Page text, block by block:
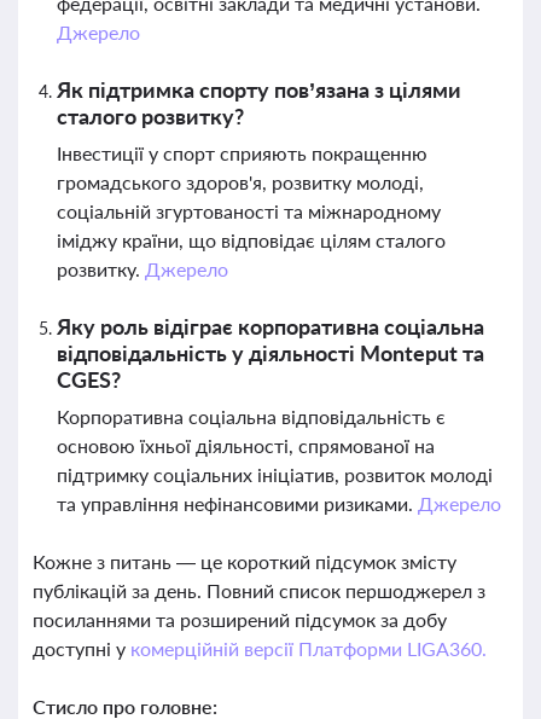
Джерело
Як підтримка спорту пов’язана з цілями
сталого розвитку?
Інвестиції у спорт сприяють покращенню
громадського здоров'я, розвитку молоді,
соціальній згуртованості та міжнародному
іміджу країни, що відповідає цілям сталого
розвитку. Джерело
Яку роль відіграє корпоративна соціальна
відповідальність у діяльності Monteput та
CGES?
Корпоративна соціальна відповідальність є
основою їхньої діяльності, спрямованої на
підтримку соціальних ініціатив, розвиток молоді
та управління нефінансовими ризиками. Джерело
Кожне з питань — це короткий підсумок змісту
публікацій за день. Повний список першоджерел з
посиланнями та розширений підсумок за добу
доступні у комерційній версії Платформи LIGA360.
Стисло про головне: